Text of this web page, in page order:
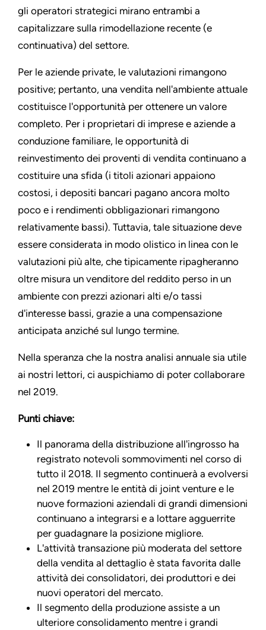
gli operatori strategici mirano entrambi a
capitalizzare sulla rimodellazione recente (e
continuativa) del settore.
Per le aziende private, le valutazioni rimangono
positive; pertanto, una vendita nell'ambiente attuale
costituisce l'opportunità per ottenere un valore
completo. Per i proprietari di imprese e aziende a
conduzione familiare, le opportunità di
reinvestimento dei proventi di vendita continuano a
costituire una sfida (i titoli azionari appaiono
costosi, i depositi bancari pagano ancora molto
poco e i rendimenti obbligazionari rimangono
relativamente bassi). Tuttavia, tale situazione deve
essere considerata in modo olistico in linea con le
valutazioni più alte, che tipicamente ripagheranno
oltre misura un venditore del reddito perso in un
ambiente con prezzi azionari alti e/o tassi
d'interesse bassi, grazie a una compensazione
anticipata anziché sul lungo termine.
Nella speranza che la nostra analisi annuale sia utile
ai nostri lettori, ci auspichiamo di poter collaborare
nel 2019.
Punti chiave:
Il panorama della distribuzione all'ingrosso ha
registrato notevoli sommovimenti nel corso di
tutto il 2018. Il segmento continuerà a evolversi
nel 2019 mentre le entità di joint venture e le
nuove formazioni aziendali di grandi dimensioni
continuano a integrarsi e a lottare agguerrite
per guadagnare la posizione migliore.
L'attività transazione più moderata del settore
della vendita al dettaglio è stata favorita dalle
attività dei consolidatori, dei produttori e dei
nuovi operatori del mercato.
Il segmento della produzione assiste a un
ulteriore consolidamento mentre i grandi